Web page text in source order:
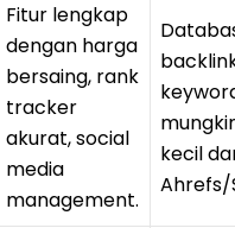
Fitur lengkap
dengan harga
bersaing, rank
tracker
akurat, social
media
management.
kecil
Ahrefs/